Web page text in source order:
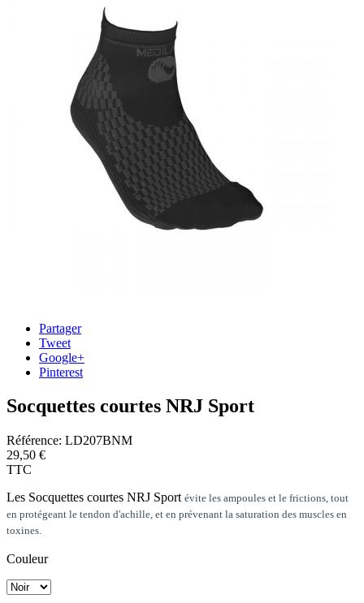
Partager
Tweet
Google+
Pinterest
Socquettes courtes NRJ Sport
Référence: LD207BNM
29,50 €
TTC
Les Socquettes courtes NRJ Sport évite les ampoules et le frictions, tout
en protégeant le tendon d'achille, et en prévenant la saturation des muscles en
toxines.
Couleur